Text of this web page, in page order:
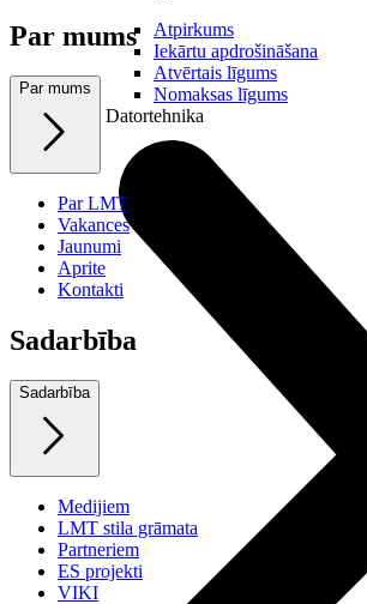
Atpirkums
Iekārtu apdrošināšana
Atvērtais līgums
Nomaksas līgums
Datortehnika
Par mums
Par mums
Par LMT
Vakances
Jaunumi
Aprite
Kontakti
Sadarbība
Sadarbība
Medijiem
LMT stila grāmata
Partneriem
ES projekti
VIKI